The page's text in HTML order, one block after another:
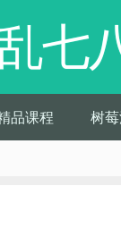
七
品课程 树